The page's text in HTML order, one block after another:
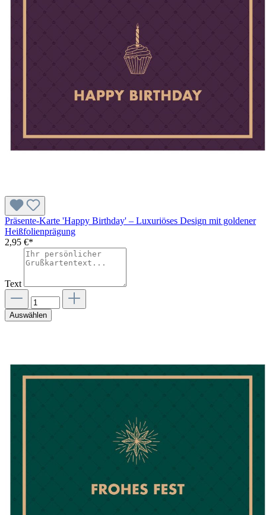
Präsente-Karte 'Happy Birthday' – Luxuriöses Design mit goldener
Heißfolienprägung
2,95 €*
Text
Auswählen